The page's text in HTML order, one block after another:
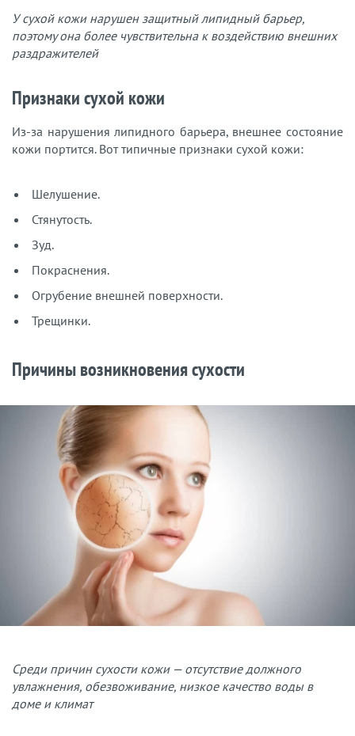
У сухой кожи нарушен защитный липидный барьер,
поэтому она более чувствительна к воздействию внешних
раздражителей
Признаки сухой кожи
Из-за нарушения липидного барьера, внешнее состояние
кожи портится. Вот типичные признаки сухой кожи:
Шелушение.
Стянутость.
Зуд.
Покраснения.
Огрубение внешней поверхности.
Трещинки.
Причины возникновения сухости
Среди причин сухости кожи — отсутствие должного
увлажнения, обезвоживание, низкое качество воды в
доме и климат